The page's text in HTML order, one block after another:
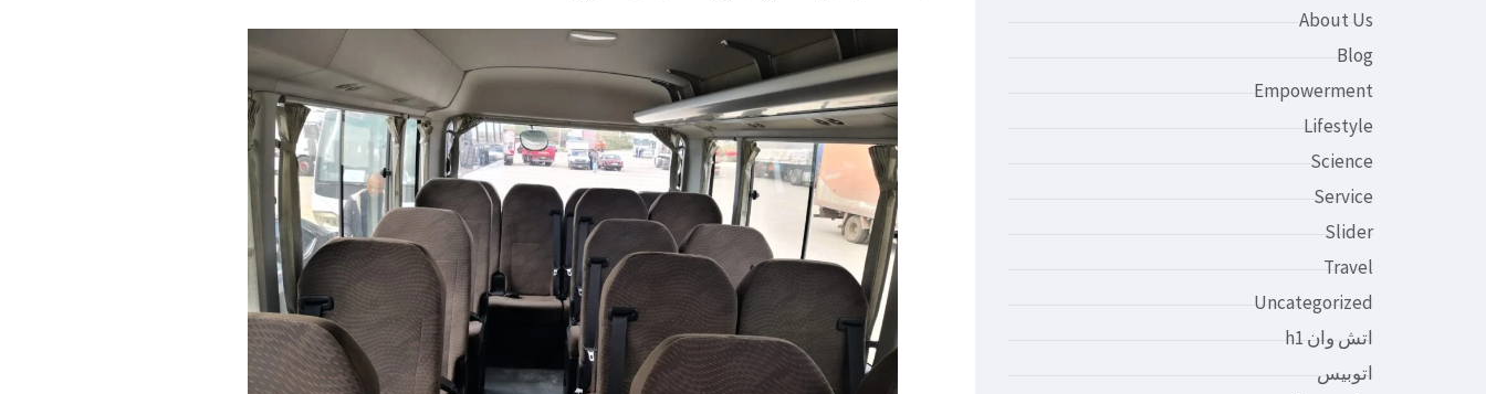
About Us
Blog
Empowerment
Lifestyle
Science
Service
Slider
Travel
Uncategorized
اتش وان h1
اتوبيس